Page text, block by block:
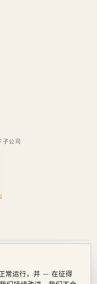
公司
常运行，并 — 在征得